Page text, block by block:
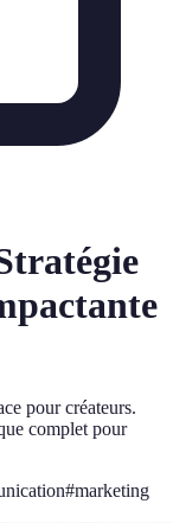
pour créateurs.
complet pour
#marketing